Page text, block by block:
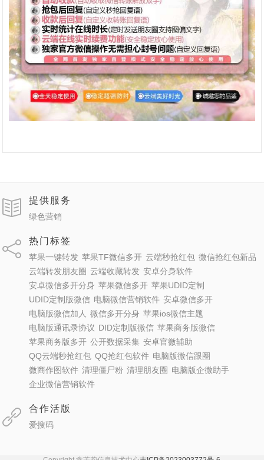
提供服务
绿色营销
热门标签
苹果一键转发 苹果TF微信多开 云端秒抢红包 微信抢红包新品
云端转发朋友圈 云端收藏转发 安卓分身软件
安卓微信多开分身 苹果微信多开 苹果UDID定制
UDID定制版微信 电脑微信营销软件 安卓微信多开
电脑版微信加人 微信多开分身 苹果ios微信主题
电脑版通讯录协议 DID定制版微信 苹果商务版微信
苹果商务版多开 公开数据采集 安卓官微辅助
QQ云端秒抢红包 QQ抢红包软件 电脑版微信跟圈
微商作图软件 清理僵尸粉 清理朋友圈 电脑版企微助手
企业微信营销软件
合作活版
爱搜码